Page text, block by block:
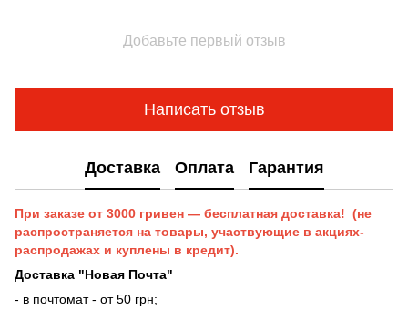
Добавьте первый отзыв
Написать отзыв
Доставка Оплата Гарантия
При заказе от 3000 гривен — бесплатная доставка! (не
распространяется на товары, участвующие в акциях-
распродажах и куплены в кредит).
Доставка "Новая Почта"
- в почтомат - от 50 грн;